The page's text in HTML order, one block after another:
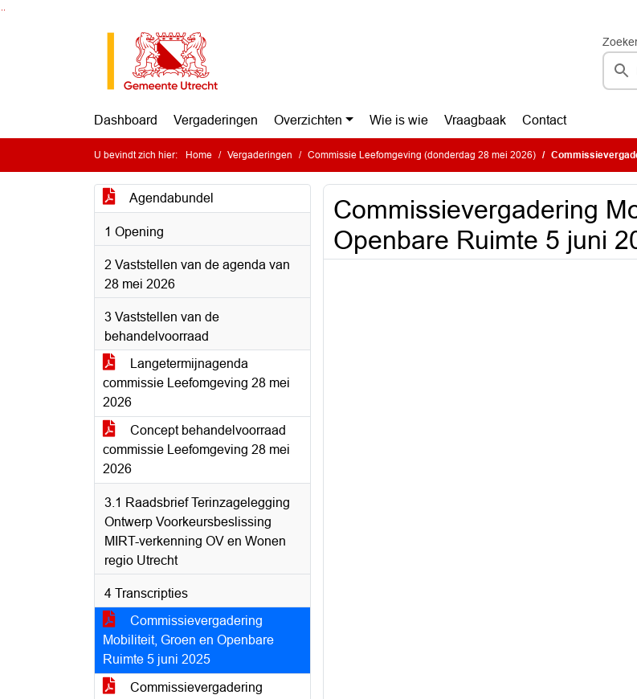
Dashboard Vergaderingen Overzichten Wie is wie Vraagbaak Contact
U bevindt zich hier: Home Vergaderingen Commissie Leefomgeving (donderdag 28 mei 2026)
Agendabundel
1 Opening
2 Vaststellen van de agenda van
28 mei 2026
3 Vaststellen van de
behandelvoorraad
Langetermijnagenda
commissie Leefomgeving 28 mei
2026
Concept behandelvoorraad
commissie Leefomgeving 28 mei
2026
3.1 Raadsbrief Terinzagelegging
Ontwerp Voorkeursbeslissing
MIRT-verkenning OV en Wonen
regio Utrecht
4 Transcripties
Commissievergadering
Mobiliteit, Groen en Openbare
Ruimte 5 juni 2025
Commissievergadering
Commissievergadering
Openbare Ruimte 5 juni